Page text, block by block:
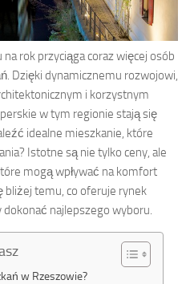
rok przyciąga coraz więcej osób
Dzięki dynamicznemu rozwojowi,
i korzystnym
w tym regionie stają się
idealne mieszkanie, które
Istotne są nie tylko ceny, ale
mogą wpływać na komfort
bliżej temu, co oferuje rynek
najlepszego wyboru.
w Rzeszowie?